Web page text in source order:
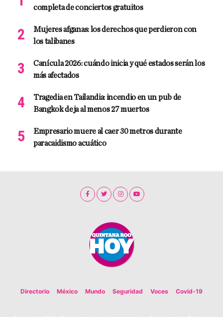
completa de conciertos gratuitos
Mujeres afganas: los derechos que perdieron con
los talibanes
Canícula 2026: cuándo inicia y qué estados serán los
más afectados
Tragedia en Tailandia: incendio en un pub de
Bangkok deja al menos 27 muertos
Empresario muere al caer 30 metros durante
paracaidismo acuático
Directorio México Mundo Seguridad Voces Covid-19